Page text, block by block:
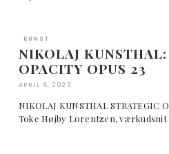
KUNST
NIKOLAJ
OPACITY OPUS 23
APRIL 6, 2023
NIKOLAJ KUNSTHAL
Toke Højby Lorentzen,